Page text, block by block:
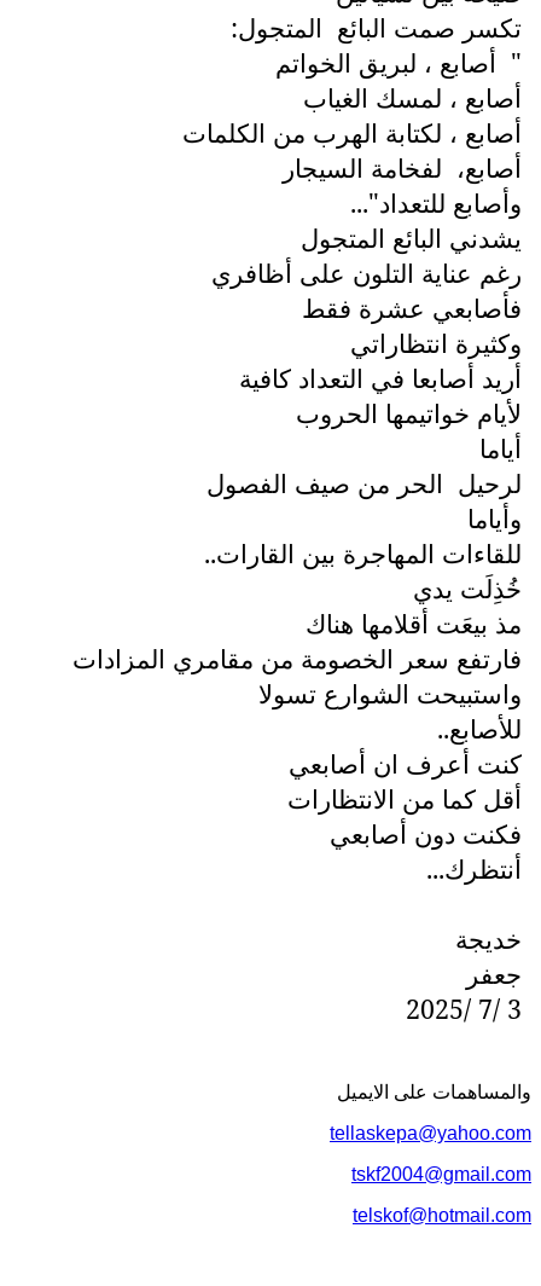
تكسر صمت البائع المتجول:
" أصابع ، لبريق الخواتم
أصابع ، لمسك الغياب
أصابع ، لكتابة الهرب من الكلمات
أصابع، لفخامة السيجار
وأصابع للتعداد"...
يشدني البائع المتجول
رغم عناية التلون على أظافري
فأصابعي عشرة فقط
وكثيرة انتظاراتي
أريد أصابعا في التعداد كافية
لأيام خواتيمها الحروب
أياما
لرحيل الحر من صيف الفصول
وأياما
للقاءات المهاجرة بين القارات..
خُذِلَت يدي
مذ بيعَت أقلامها هناك
فارتفع سعر الخصومة من مقامري المزادات
واستبيحت الشوارع تسولا
للأصابع..
كنت أعرف ان أصابعي
أقل كما من الانتظارات
فكنت دون أصابعي
أنتظرك...
خديجة
جعفر
3 /7 /2025
والمساهمات علی الایمیل
tellaskepa@yahoo.com
tskf2004@gmail.com
telskof@hotmail.com